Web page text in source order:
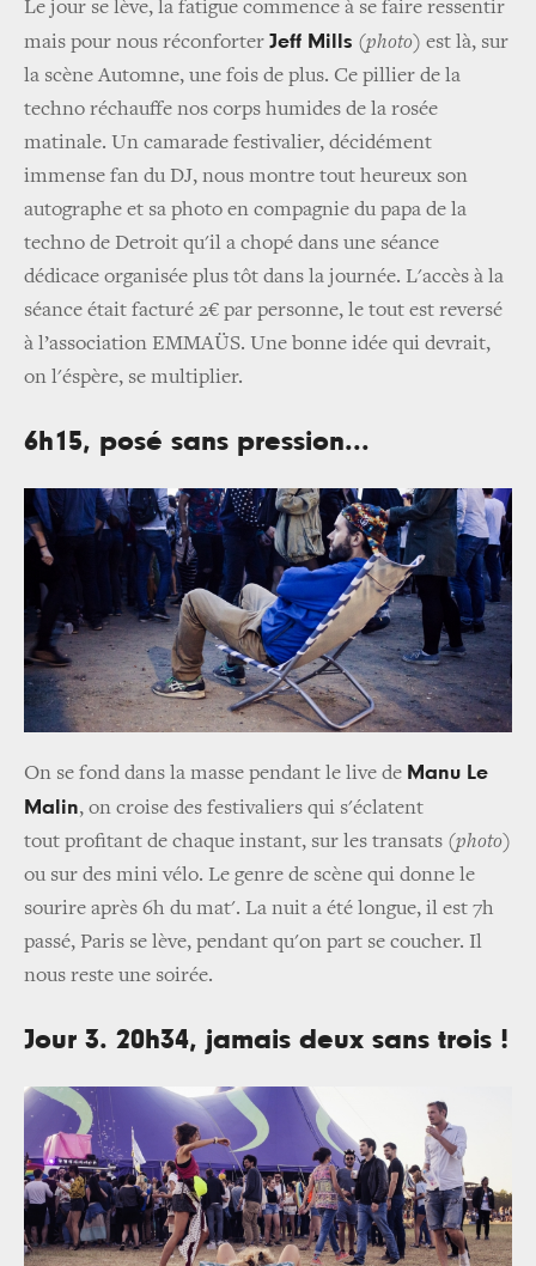
Le jour se lève, la fatigue commence à se faire ressentir
mais pour nous réconforter Jeff Mills (photo) est là, sur
la scène Automne, une fois de plus. Ce pillier de la
techno réchauffe nos corps humides de la rosée
matinale. Un camarade festivalier, décidément
immense fan du DJ, nous montre tout heureux son
autographe et sa photo en compagnie du papa de la
techno de Detroit qu'il a chopé dans une séance
dédicace organisée plus tôt dans la journée. L'accès à la
séance était facturé 2€ par personne, le tout est reversé
à l’association EMMAÜS. Une bonne idée qui devrait,
on l'éspère, se multiplier.
6h15, posé sans pression...
On se fond dans la masse pendant le live de Manu Le
Malin, on croise des festivaliers qui s'éclatent
tout profitant de chaque instant, sur les transats (photo)
ou sur des mini vélo. Le genre de scène qui donne le
sourire après 6h du mat'. La nuit a été longue, il est 7h
passé, Paris se lève, pendant qu'on part se coucher. Il
nous reste une soirée.
Jour 3. 20h34, jamais deux sans trois !